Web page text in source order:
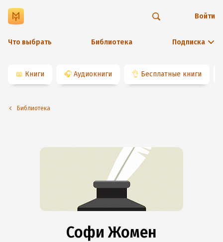
Что выбрать Библиотека Подписка
Войти
📖 Книги 🎧 Аудиокниги 👌 Бесплатные книги
Библиотека
Софи Жомен